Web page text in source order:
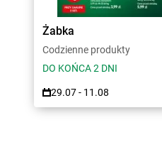
Żabka
Codzienne produkty
DO KOŃCA 2 DNI
29.07 - 11.08